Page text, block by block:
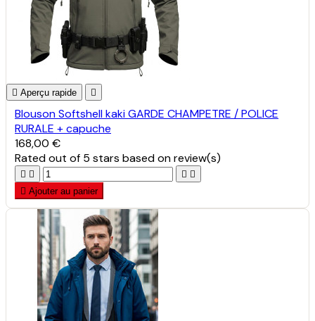
 Aperçu rapide 
Blouson Softshell kaki GARDE CHAMPETRE / POLICE
RURALE + capuche
168,00 €
Ratedout of 5 stars based onreview(s)
   
 Ajouter au panier